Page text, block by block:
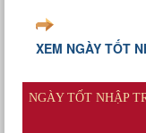
XEM NGÀY TỐT
NGÀY TỐT NHẬP